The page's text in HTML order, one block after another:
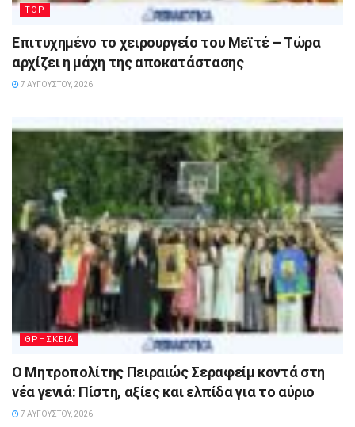
TOP
Επιτυχημένο το χειρουργείο του Μεϊτέ – Τώρα
αρχίζει η μάχη της αποκατάστασης
7 ΑΥΓΟΎΣΤΟΥ, 2026
ΘΡΗΣΚΕΙΑ
Ο Μητροπολίτης Πειραιώς Σεραφείμ κοντά στη
νέα γενιά: Πίστη, αξίες και ελπίδα για το αύριο
7 ΑΥΓΟΎΣΤΟΥ, 2026